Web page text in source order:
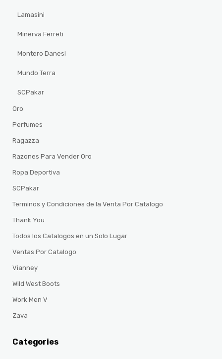
Lamasini
Minerva Ferreti
Montero Danesi
Mundo Terra
SCPakar
Oro
Perfumes
Ragazza
Razones Para Vender Oro
Ropa Deportiva
SCPakar
Terminos y Condiciones de la Venta Por Catalogo
Thank You
Todos los Catalogos en un Solo Lugar
Ventas Por Catalogo
Vianney
Wild West Boots
Work Men V
Zava
Categories